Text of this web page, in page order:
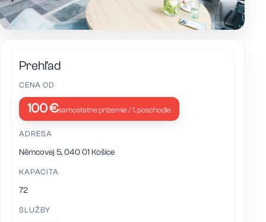
Prehľad
CENA OD
100 €samostatne prízemie / 1. poschodie
ADRESA
Němcovej 5, 040 01 Košice
KAPACITA
72
SLUŽBY